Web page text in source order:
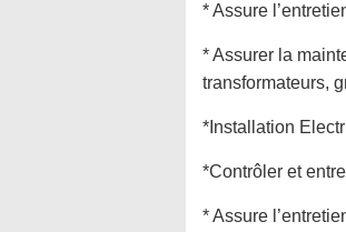
* Assure
* Assurer la
transformateurs,
*Installation
*Contrôler et
* Assure